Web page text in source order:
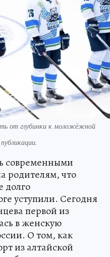
от глубинки к моложёжной
современными
родителям, что
долго
уступили. Сегодня
первой из
в женскую
О том, как
из алтайской